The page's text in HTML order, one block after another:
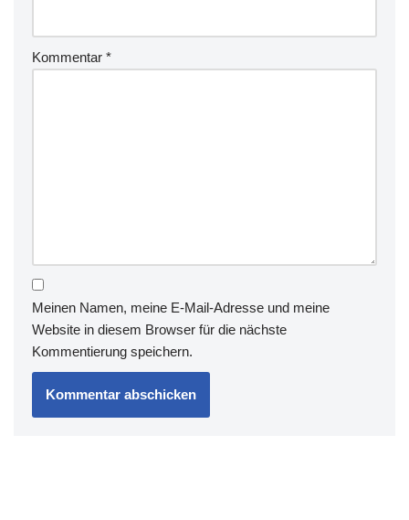
Kommentar *
Meinen Namen, meine E-Mail-Adresse und meine
Website in diesem Browser für die nächste
Kommentierung speichern.